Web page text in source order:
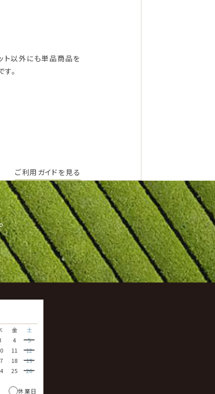
ト以外にも単品商品を
。
ご利用ガイドを見る
金
土
4
5
11
12
18
19
25
26
休業日